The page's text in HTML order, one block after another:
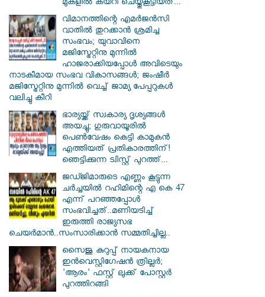
മുകളിൽ കയറി ചെയ്തുകൂട്ടിയത്...
വിമാനത്തിന്റെ എമർജൻസി
വാതിൽ തുറക്കാൻ ശ്രമിച്ച
സംഭവം; യുവാവിനെ
മജിസ്ട്രേറ്റിനു മുന്നിൽ
ഹാജരാക്കിയപ്പോൾ അവിടെയും
നാടകീമായ സംഭവ വികാസങ്ങൾ; ജംഷീർ
മജിസ്ട്രേറ്റിനു മുന്നിൽ വെച്ച് ജാമ്യ പേപ്പറുകൾ
വലിച്ചു കീറി
ഭാര്യയ്ക്ക് സ്വകാര്യ ദൃശ്യങ്ങൾ
അയച്ചു; ഗുരുവായൂരിൽ
പെൺവേഷം കെട്ടി കാമുകൻ
എത്തിയത് പ്രതികാരത്തിന്!
ഞെട്ടിക്കുന്ന ട്വിസ്റ്റ് പുറത്ത്...
ജഡ്ജിമാരുടെ എണ്ണം കൂട്ടുന്ന
ചർച്ചയിൽ റഹിമിന്റെ എ കെ 47
എന്ന് പറഞ്ഞപ്പോൾ
സംഭവിച്ചത്..മണിയടിച്ച്
ഇരുത്തി രാജ്യസഭ
ചെയർമാൻ..സംസാരിക്കാൻ സമ്മതിച്ചില്ല..
സൈജു കുറുപ്പ് നായകനായ
ഇൻവെസ്റ്റിഗേഷൻ ത്രില്ലർ;
'ആരം' ഫസ്റ്റ് ലുക്ക് പോസ്റ്റർ
പുറത്തിറങ്ങി